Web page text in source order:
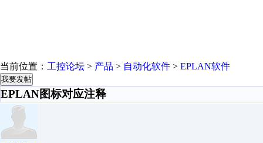
当前位置： 工控论坛 > 产品 > 自动化软件 > EPLAN软件
我要发帖
EPLAN图标对应注释